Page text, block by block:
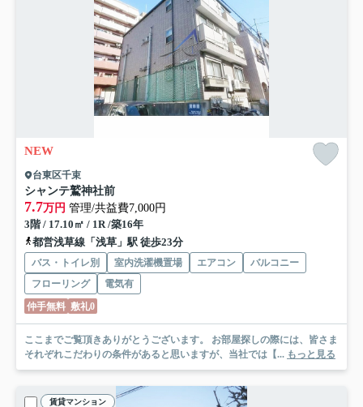
NEW
台東区千束
シャンテ鷲神社前
7.7万円 管理/共益費7,000円
3階 / 17.10㎡ / 1R /築16年
都営浅草線「浅草」駅 徒歩23分
バス・トイレ別 室内洗濯機置場 エアコン
バルコニー
フローリング
電気有
仲手無料 敷礼0
ここまでご覧頂きありがとうございます。 お部屋探しの際には、皆さま
それぞれこだわりの条件があると思いますが、当社では【... もっと見る
賃貸マンション